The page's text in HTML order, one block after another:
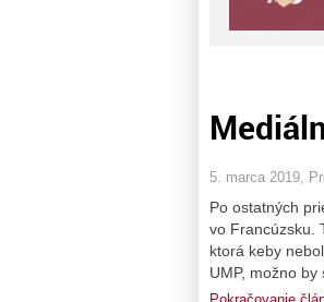
5. marca 2019,
Po ostatných
vo Francúzsku.
ktorá keby
UMP, možno